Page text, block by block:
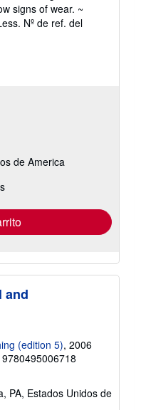
signs of wear. ~
Nº de ref. del
de America
and
(edition 5), 2006
PA, Estados Unidos de